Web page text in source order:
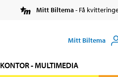
Mitt Biltema- Få
Mitt Biltema
KONTOR - MULTIMEDIA